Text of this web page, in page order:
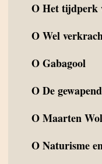
OHet tijdperk
OWel
OGabagool
ODe
OMaarten
ONaturisme